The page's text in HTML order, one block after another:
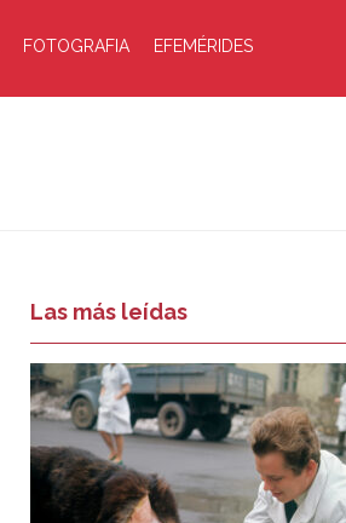
FOTOGRAFIA EFEMÉRIDES
Las más leídas